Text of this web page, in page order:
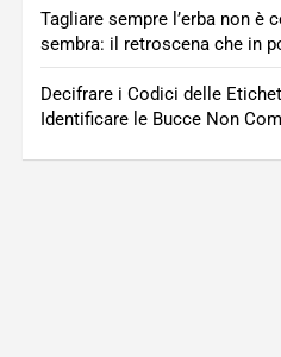
Tagliare sempre l’erba non è
sembra: il retroscena che in
Decifrare i Codici delle
Identificare le Bucce Non